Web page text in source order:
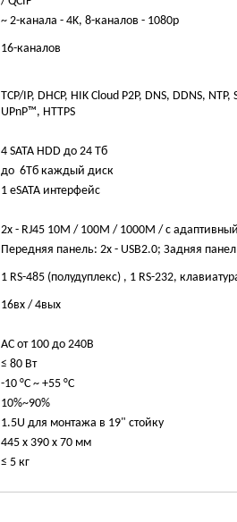
~ 2-канала - 4K, 8-каналов - 1080p
16-каналов
TCP/IP, DHCP, HIK Cloud P2P, DNS, DDNS, NTP,
UPnP™, HTTPS
4 SATA HDD до 24 Тб
до 6Tб каждый диск
1 eSATA интерфейс
2х - RJ45 10M / 100M / 1000M / с
Передняя панель: 2х - USB2.0; Задняя
1 RS-485 (полудуплекс) , 1 RS-232,
16вх / 4вых
AC от 100 до 240В
≤ 80 Вт
-10 °C ~ +55 °C
10%~90%
1.5U для монтажа в 19" стойку
445 х 390 х 70 мм
≤ 5 кг